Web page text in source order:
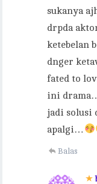
sukanya
drpda
ketebelan
dnger
fated to
ini
jadi solusi
apalgi…
Balas